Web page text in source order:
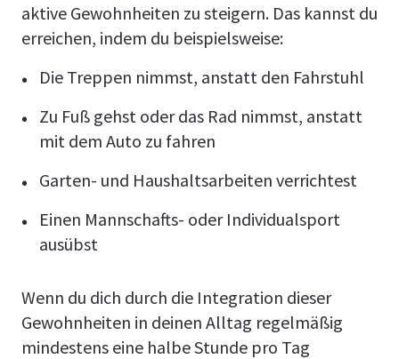
aktive Gewohnheiten zu steigern. Das kannst du
erreichen, indem du beispielsweise:
Die Treppen nimmst, anstatt den Fahrstuhl
Zu Fuß gehst oder das Rad nimmst, anstatt
mit dem Auto zu fahren
Garten- und Haushaltsarbeiten verrichtest
Einen Mannschafts- oder Individualsport
ausübst
Wenn du dich durch die Integration dieser
Gewohnheiten in deinen Alltag regelmäßig
mindestens eine halbe Stunde pro Tag